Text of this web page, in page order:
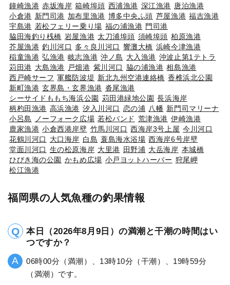
鐘崎漁港 赤坂海岸 箱崎埠頭 西浦漁港 深江漁港 唐泊漁港
小倉港 新門司港 加布里漁港 博多中央ふ頭 芦屋漁港 福吉漁港
宇島港 若松フェリー乗り場 福の浦漁港 門司港
脇田海釣り桟橋 岩屋漁港 太刀浦埠頭 須崎埠頭 柏原漁港
芥屋漁港 釣川河口 多々良川河口 響灘大橋 浜崎今津漁港
稲童漁港 弘漁港 岐志漁港 沖ノ島 大入漁港 沖波止第1テトラ
苅田港 大島漁港 戸畑港 紫川河口 脇の浦漁港 相島漁港
西戸崎サーフ 軍艦防波堤 新北九州空港連絡橋 香椎浜北公園
新町漁港 玄界島・玄界漁港 沓尾漁港
シーサイドももち海浜公園 苅田港緑地公園 長浜海岸
柄杓田漁港 高浜漁港 汐入川河口 恋の浦 八幡 新門司マリーナ
小呂島
ノーフォーク広場 若松バンド 荒津漁港 伊崎漁港
鹿家漁港 小倉西港岸壁 竹馬川河口 西海岸3号上屋 今川河口
花鶴川河口
大口海岸 白島 蓑島海水浴場 西海岸6号岸壁
堂面川河口 生の松原海岸 大里港 田野浦 大岳海岸 本城橋
ひびき海の公園 かもめ広場 小戸ヨットハーバー 狩尾岬
松江漁港
福岡県の人気魚種の釣果情報
本日（2026年8月9日）の満潮と干潮の時間はい
つですか？
06時00分（満潮）、13時10分（干潮）、19時59分
（満潮）です。